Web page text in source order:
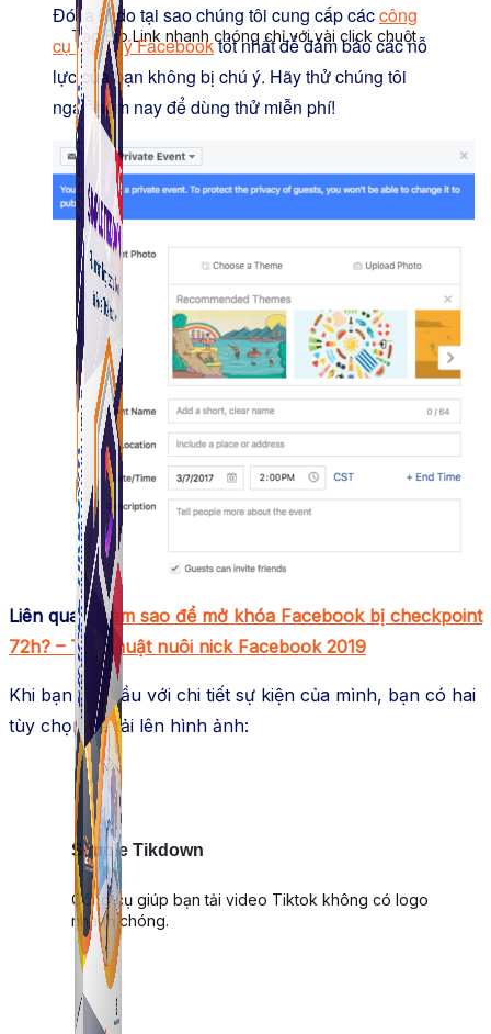
Simple Tikdown
Công cụ giúp bạn tải video Tiktok không có logo
nhanh chóng.
Tạo Bio Link nhanh chóng chỉ với vài click chuột
Simple Tikdown
Công cụ giúp bạn tải video Tiktok không có logo
nhanh chóng.
Đó là lý do tại sao chúng tôi cung cấp cáccông
cụ quản lý Facebooktốt nhất để đảm bảo các nỗ
lực của bạn không bị chú ý. Hãy thử chúng tôi
ngay hôm nay để dùng thử miễn phí!
Liên quan:
Làm sao để mở khóa Facebook bị checkpoint
72h? – Thủ thuật nuôi nick Facebook 2019
Khi bạn bắt đầu với chi tiết sự kiện của mình, bạn có hai
tùy chọn để tải lên hình ảnh: